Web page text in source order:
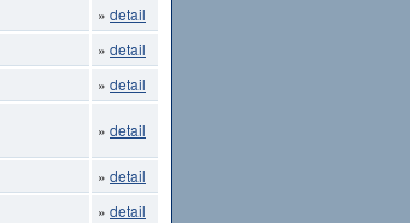
» detail
» detail
» detail
» detail
» detail
» detail